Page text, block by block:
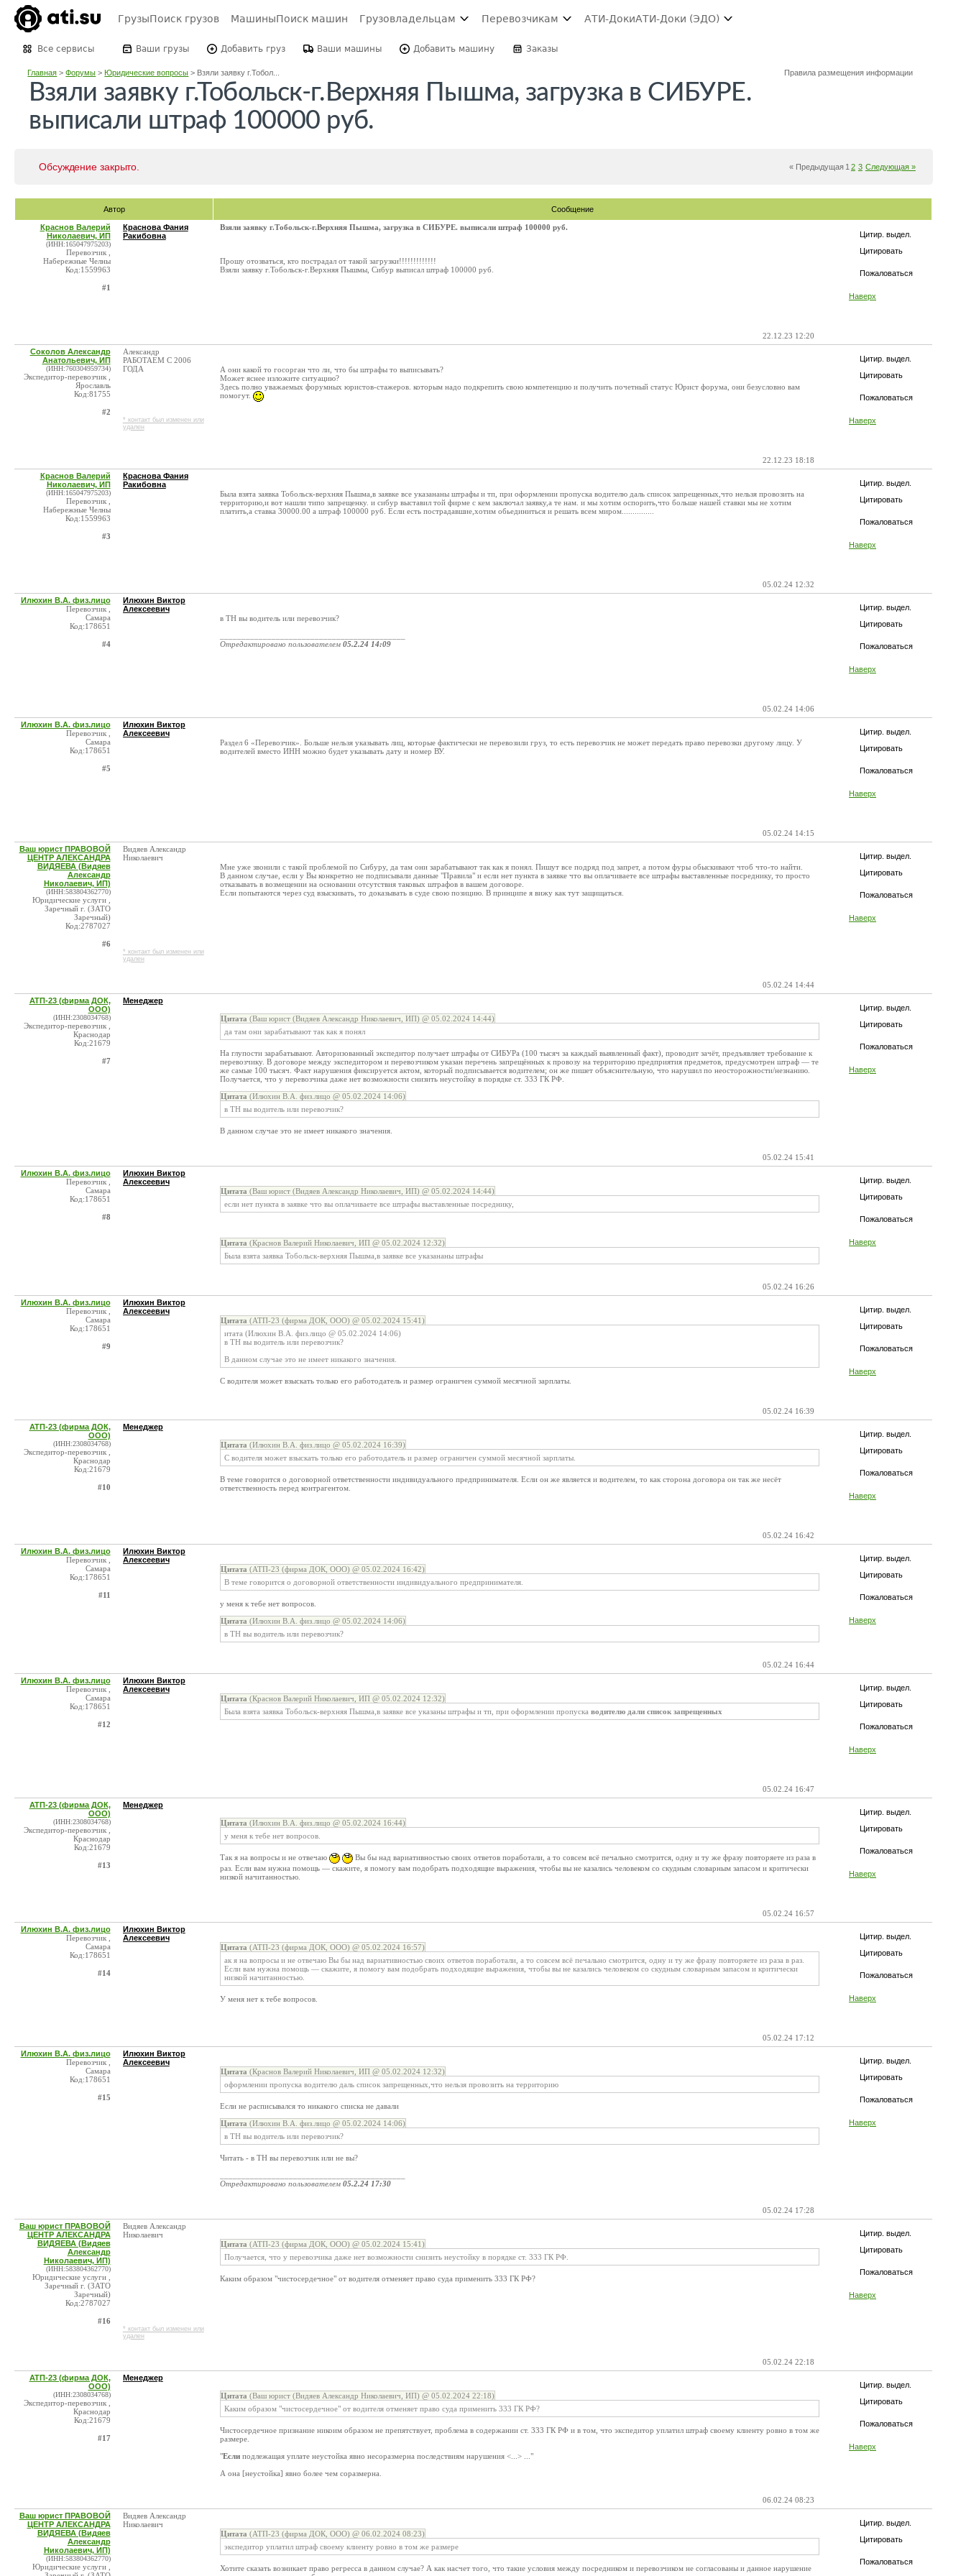
ГрузыПоиск грузов МашиныПоиск машин Грузовладельцам Перевозчикам АТИ-ДокиАТИ-Доки (ЭДО)
Все сервисы Ваши грузы Добавить груз Ваши машины Добавить машину Заказы
Главная >Форумы >Юридические вопросы > Взяли заявку г.Тобол... Правила размещения информации
Взяли заявку г.Тобольск-г.Верхняя Пышма, загрузка в СИБУРЕ.
выписали штраф 100000 руб.
Обсуждение закрыто. « Предыдущая 1 2 3 Следующая »
Автор Сообщение
Цитир. выдел.
Цитировать
Пожаловаться
Наверх
Краснов Валерий
Николаевич, ИП
(ИНН:165047975203)
Перевозчик ,
Набережные Челны
Код:1559963
#1
Краснова Фания
Ракибовна
Взяли заявку г.Тобольск-г.Верхняя Пышма, загрузка в СИБУРЕ. выписали штраф 100000 руб.
Прошу отозваться, кто пострадал от такой загрузки!!!!!!!!!!!!!
Взяли заявку г.Тобольск-г.Верхняя Пышмы, Сибур выписал штраф 100000 руб.
22.12.23 12:20
Цитир. выдел.
Цитировать
Пожаловаться
Наверх
Соколов Александр
Анатольевич, ИП
(ИНН:760304959734)
Экспедитор-перевозчик ,
Ярославль
Код:81755
#2
Александр
РАБОТАЕМ С 2006
ГОДА
* контакт был изменен или
удален
А они какой то госорган что ли, что бы штрафы то выписывать?
Может яснее изложите ситуацию?
Здесь полно уважаемых форумных юристов-стажеров. которым надо подкрепить свою компетенцию и получить почетный статус Юрист форума, они безусловно вам
помогут.
22.12.23 18:18
Цитир. выдел.
Цитировать
Пожаловаться
Наверх
Краснов Валерий
Николаевич, ИП
(ИНН:165047975203)
Перевозчик ,
Набережные Челны
Код:1559963
#3
Краснова Фания
Ракибовна
Была взята заявка Тобольск-верхняя Пышма,в заявке все указананы штрафы и тп, при оформлении пропуска водителю даль список запрещенных,что нельзя провозить на
территорию,и вот нашли типо запрещенку. и сибур выставил той фирме с кем заключал заявку,а те нам. и мы хотим оспорить,что больше нашей ставки мы не хотим
платить,а ставка 30000.00 а штраф 100000 руб. Если есть пострадавшие,хотим обьединиться и решать всем миром...............
05.02.24 12:32
Цитир. выдел.
Цитировать
Пожаловаться
Наверх
Илюхин В.А. физ.лицо
Перевозчик ,
Самара
Код:178651
#4
Илюхин Виктор
Алексеевич
в ТН вы водитель или перевозчик?
Отредактировано пользователем 05.2.24 14:09
05.02.24 14:06
Цитир. выдел.
Цитировать
Пожаловаться
Наверх
Илюхин В.А. физ.лицо
Перевозчик ,
Самара
Код:178651
#5
Илюхин Виктор
Алексеевич
Раздел 6 «Перевозчик». Больше нельзя указывать лиц, которые фактически не перевозили груз, то есть перевозчик не может передать право перевозки другому лицу. У
водителей вместо ИНН можно будет указывать дату и номер ВУ.
05.02.24 14:15
Цитир. выдел.
Цитировать
Пожаловаться
Наверх
Ваш юрист ПРАВОВОЙ
ЦЕНТР АЛЕКСАНДРА
ВИДЯЕВА (Видяев
Александр
Николаевич, ИП)
(ИНН:583804362770)
Юридические услуги ,
Заречный г. (ЗАТО
Заречный)
Код:2787027
#6
Видяев Александр
Николаевич
* контакт был изменен или
удален
Мне уже звонили с такой проблемой по Сибуру, да там они зарабатывают так как я понял. Пишут все подряд под запрет, а потом фуры обыскивают чтоб что-то найти.
В данном случае, если у Вы конкретно не подписывали данные "Правила" и если нет пункта в заявке что вы оплачиваете все штрафы выставленные посреднику, то просто
отказывать в возмещении на основании отсутствия таковых штрафов в вашем договоре.
Если попытаются через суд взыскивать, то доказывать в суде свою позицию. В принципе я вижу как тут защищаться.
05.02.24 14:44
Цитир. выдел.
Цитировать
Пожаловаться
Наверх
АТП-23 (фирма ДОК,
ООО)
(ИНН:2308034768)
Экспедитор-перевозчик ,
Краснодар
Код:21679
#7
Менеджер
Цитата (Ваш юрист (Видяев Александр Николаевич, ИП) @ 05.02.2024 14:44)
да там они зарабатывают так как я понял
На глупости зарабатывают. Авторизованный экспедитор получает штрафы от СИБУРа (100 тысяч за каждый выявленный факт), проводит зачёт, предъявляет требование к
перевозчику. В договоре между экспедитором и перевозчиком указан перечень запрещённых к провозу на территорию предприятия предметов, предусмотрен штраф — те
же самые 100 тысяч. Факт нарушения фиксируется актом, который подписывается водителем; он же пишет объяснительную, что нарушил по неосторожности/незнанию.
Получается, что у перевозчика даже нет возможности снизить неустойку в порядке ст. 333 ГК РФ.
Цитата (Илюхин В.А. физ.лицо @ 05.02.2024 14:06)
в ТН вы водитель или перевозчик?
В данном случае это не имеет никакого значения.
05.02.24 15:41
Цитир. выдел.
Цитировать
Пожаловаться
Наверх
Илюхин В.А. физ.лицо
Перевозчик ,
Самара
Код:178651
#8
Илюхин Виктор
Алексеевич
Цитата (Ваш юрист (Видяев Александр Николаевич, ИП) @ 05.02.2024 14:44)
если нет пункта в заявке что вы оплачиваете все штрафы выставленные посреднику,
Цитата (Краснов Валерий Николаевич, ИП @ 05.02.2024 12:32)
Была взята заявка Тобольск-верхняя Пышма,в заявке все указананы штрафы
05.02.24 16:26
Цитир. выдел.
Цитировать
Пожаловаться
Наверх
Илюхин В.А. физ.лицо
Перевозчик ,
Самара
Код:178651
#9
Илюхин Виктор
Алексеевич
Цитата (АТП-23 (фирма ДОК, ООО) @ 05.02.2024 15:41)
итата (Илюхин В.А. физ.лицо @ 05.02.2024 14:06)
в ТН вы водитель или перевозчик?
В данном случае это не имеет никакого значения.
С водителя может взыскать только его работодатель и размер ограничен суммой месячной зарплаты.
05.02.24 16:39
Цитир. выдел.
Цитировать
Пожаловаться
Наверх
АТП-23 (фирма ДОК,
ООО)
(ИНН:2308034768)
Экспедитор-перевозчик ,
Краснодар
Код:21679
#10
Менеджер
Цитата (Илюхин В.А. физ.лицо @ 05.02.2024 16:39)
С водителя может взыскать только его работодатель и размер ограничен суммой месячной зарплаты.
В теме говорится о договорной ответственности индивидуального предпринимателя. Если он же является и водителем, то как сторона договора он так же несёт
ответственность перед контрагентом.
05.02.24 16:42
Цитир. выдел.
Цитировать
Пожаловаться
Наверх
Илюхин В.А. физ.лицо
Перевозчик ,
Самара
Код:178651
#11
Илюхин Виктор
Алексеевич
Цитата (АТП-23 (фирма ДОК, ООО) @ 05.02.2024 16:42)
В теме говорится о договорной ответственности индивидуального предпринимателя.
у меня к тебе нет вопросов.
Цитата (Илюхин В.А. физ.лицо @ 05.02.2024 14:06)
в ТН вы водитель или перевозчик?
05.02.24 16:44
Цитир. выдел.
Цитировать
Пожаловаться
Наверх
Илюхин В.А. физ.лицо
Перевозчик ,
Самара
Код:178651
#12
Илюхин Виктор
Алексеевич
Цитата (Краснов Валерий Николаевич, ИП @ 05.02.2024 12:32)
Была взята заявка Тобольск-верхняя Пышма,в заявке все указаны штрафы и тп, при оформлении пропуска водителю дали список запрещенных
05.02.24 16:47
Цитир. выдел.
Цитировать
Пожаловаться
Наверх
АТП-23 (фирма ДОК,
ООО)
(ИНН:2308034768)
Экспедитор-перевозчик ,
Краснодар
Код:21679
#13
Менеджер
Цитата (Илюхин В.А. физ.лицо @ 05.02.2024 16:44)
у меня к тебе нет вопросов.
Так я на вопросы и не отвечаю
Вы бы над вариативностью своих ответов поработали, а то совсем всё печально смотрится, одну и ту же фразу повторяете из раза в
раз. Если вам нужна помощь — скажите, я помогу вам подобрать подходящие выражения, чтобы вы не казались человеком со скудным словарным запасом и критически
низкой начитанностью.
05.02.24 16:57
Цитир. выдел.
Цитировать
Пожаловаться
Наверх
Илюхин В.А. физ.лицо
Перевозчик ,
Самара
Код:178651
#14
Илюхин Виктор
Алексеевич
Цитата (АТП-23 (фирма ДОК, ООО) @ 05.02.2024 16:57)
ак я на вопросы и не отвечаю Вы бы над вариативностью своих ответов поработали, а то совсем всё печально смотрится, одну и ту же фразу повторяете из раза в раз.
Если вам нужна помощь — скажите, я помогу вам подобрать подходящие выражения, чтобы вы не казались человеком со скудным словарным запасом и критически
низкой начитанностью.
У меня нет к тебе вопросов.
05.02.24 17:12
Цитир. выдел.
Цитировать
Пожаловаться
Наверх
Илюхин В.А. физ.лицо
Перевозчик ,
Самара
Код:178651
#15
Илюхин Виктор
Алексеевич
Цитата (Краснов Валерий Николаевич, ИП @ 05.02.2024 12:32)
оформлении пропуска водителю даль список запрещенных,что нельзя провозить на территорию
Если не расписывался то никакого списка не давали
Цитата (Илюхин В.А. физ.лицо @ 05.02.2024 14:06)
в ТН вы водитель или перевозчик?
Читать - в ТН вы перевозчик или не вы?
Отредактировано пользователем 05.2.24 17:30
05.02.24 17:28
Цитир. выдел.
Цитировать
Пожаловаться
Наверх
Ваш юрист ПРАВОВОЙ
ЦЕНТР АЛЕКСАНДРА
ВИДЯЕВА (Видяев
Александр
Николаевич, ИП)
(ИНН:583804362770)
Юридические услуги ,
Заречный г. (ЗАТО
Заречный)
Код:2787027
#16
Видяев Александр
Николаевич
* контакт был изменен или
удален
Цитата (АТП-23 (фирма ДОК, ООО) @ 05.02.2024 15:41)
Получается, что у перевозчика даже нет возможности снизить неустойку в порядке ст. 333 ГК РФ.
Каким образом "чистосердечное" от водителя отменяет право суда применить 333 ГК РФ?
05.02.24 22:18
Цитир. выдел.
Цитировать
Пожаловаться
Наверх
АТП-23 (фирма ДОК,
ООО)
(ИНН:2308034768)
Экспедитор-перевозчик ,
Краснодар
Код:21679
#17
Менеджер
Цитата (Ваш юрист (Видяев Александр Николаевич, ИП) @ 05.02.2024 22:18)
Каким образом "чистосердечное" от водителя отменяет право суда применить 333 ГК РФ?
Чистосердечное признание никоим образом не препятствует, проблема в содержании ст. 333 ГК РФ и в том, что экспедитор уплатил штраф своему клиенту ровно в том же
размере.
"Если подлежащая уплате неустойка явно несоразмерна последствиям нарушения <...> ..."
А она [неустойка] явно более чем соразмерна.
06.02.24 08:23
Цитир. выдел.
Цитировать
Пожаловаться
Ваш юрист ПРАВОВОЙ
ЦЕНТР АЛЕКСАНДРА
ВИДЯЕВА (Видяев
Александр
Николаевич, ИП)
(ИНН:583804362770)
Юридические услуги ,
Видяев Александр
Николаевич
Цитата (АТП-23 (фирма ДОК, ООО) @ 06.02.2024 08:23)
экспедитор уплатил штраф своему клиенту ровно в том же размере
Хотите сказать возникает право регресса в данном случае? А как насчет того, что такие условия между посредником и перевозчиком не согласованы и данное нарушение